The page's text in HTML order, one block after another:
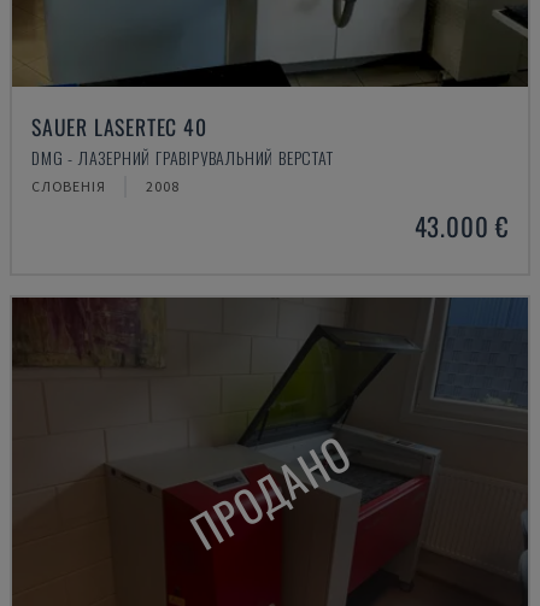
SAUER LASERTEC 40
DMG - ЛАЗЕРНИЙ ГРАВІРУВАЛЬНИЙ ВЕРСТАТ
СЛОВЕНІЯ 2008
43.000 €
ПРОДАНО